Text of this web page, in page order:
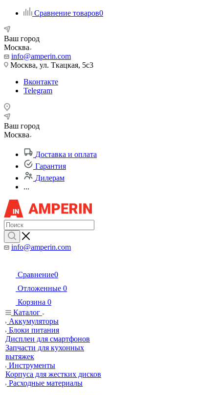
Сравнение товаров0
Ваш город
Москва
info@amperin.com
Москва, ул. Ткацкая, 5с3
Вконтакте
Telegram
Ваш город
Москва
Доставка и оплата
Гарантия
Дилерам
...
info@amperin.com
Сравнение0
Отложенные 0
Корзина 0
Каталог
Аккумуляторы
Блоки питания
Дисплеи для смартфонов
Запчасти для кухонных
вытяжек
Инструменты
Корпуса для жестких дисков
Расходные материалы